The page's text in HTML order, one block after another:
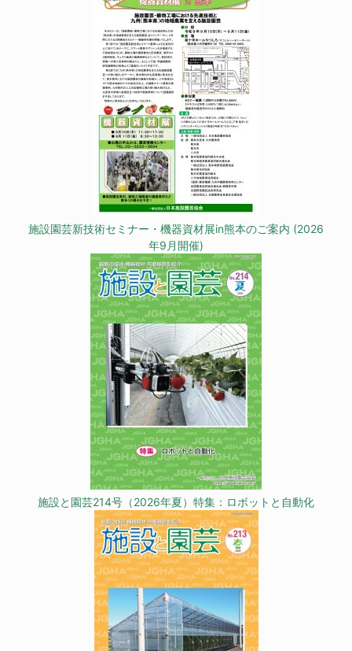
施設園芸新技術セミナー・機器資材展in熊本のご案内 (2026
年9月開催)
施設と園芸214号（2026年夏）特集：ロボットと自動化